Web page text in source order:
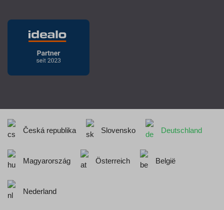
Česká republika Slovensko Deutschland
Magyarország Österreich België
Nederland